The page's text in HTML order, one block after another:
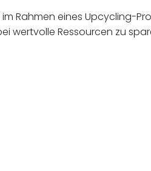
im Rahmen eines Upcycling-
wertvolle Ressourcen zu